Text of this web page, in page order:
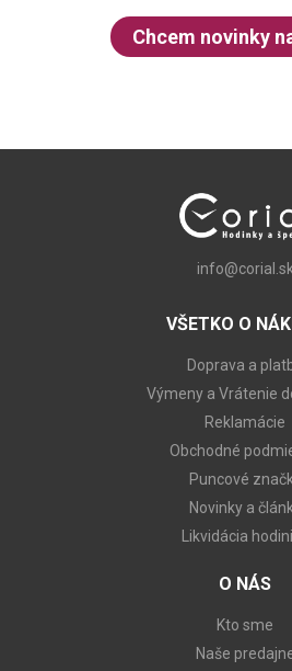
Chcem novinky
info@corial.sk
VŠETKO O
Doprava a
Výmeny a Vrátenie
Reklamácie
Obchodné
Puncové
Novinky a
Likvidácia
O NÁS
Kto sme
Naše